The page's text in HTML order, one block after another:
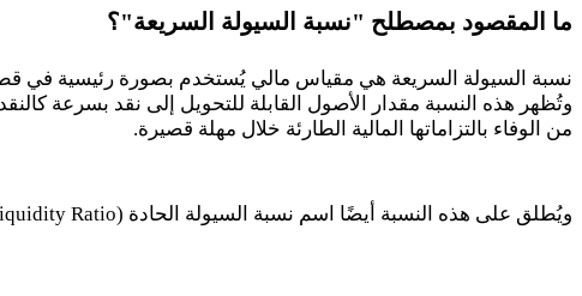
ما المقصود بمصطلح "نسبة السيولة السريعة"؟
نسبة السيولة السريعة هي مقياس مالي يُستخدم بصورة رئيسية في
وتُظهر هذه النسبة مقدار الأصول القابلة للتحويل إلى نقد بسرعة
من الوفاء بالتزاماتها المالية الطارئة خلال مهلة قصيرة.
ويُطلق على هذه النسبة أيضًا اسم نسبة السيولة الحادة Ratio)